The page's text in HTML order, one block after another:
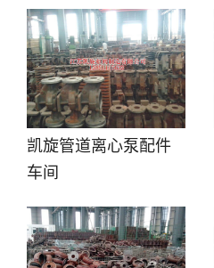
凯旋管道离心泵配件
车间